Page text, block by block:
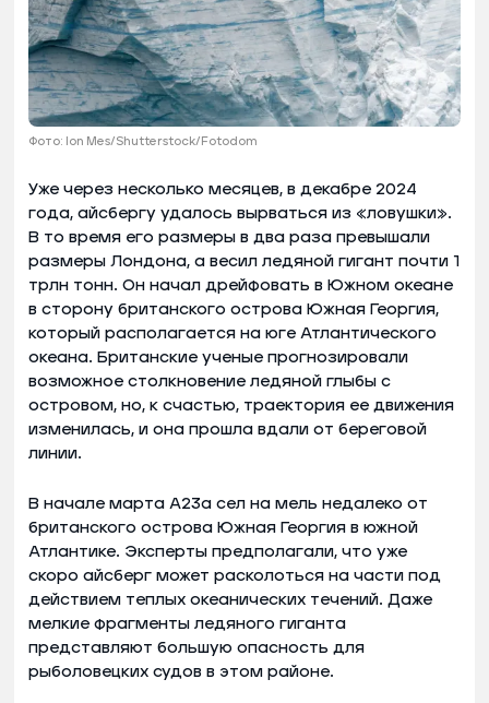
Фото: Ion Mes/Shutterstock/Fotodom
Уже через несколько месяцев, в декабре 2024
года, айсбергу удалось вырваться из «ловушки».
В то время его размеры в два раза превышали
размеры Лондона, а весил ледяной гигант почти 1
трлн тонн. Он начал дрейфовать в Южном океане
в сторону британского острова Южная Георгия,
который располагается на юге Атлантического
океана. Британские ученые прогнозировали
возможное столкновение ледяной глыбы с
островом, но, к счастью, траектория ее движения
изменилась, и она прошла вдали от береговой
линии.
В начале марта A23a сел на мель недалеко от
британского острова Южная Георгия в южной
Атлантике. Эксперты предполагали, что уже
скоро айсберг может расколоться на части под
действием теплых океанических течений. Даже
мелкие фрагменты ледяного гиганта
представляют большую опасность для
рыболовецких судов в этом районе.